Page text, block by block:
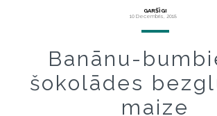
GARŠĪGI
10 Decembris, 2018
Banānu-
šokolādes
maize